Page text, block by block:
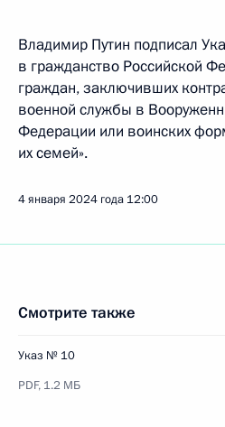
Владимир Путин подписал
в гражданство Российской
граждан, заключивших
военной службы в
Федерации или воинских
их семей».
4 января 2024 года 12:00
Смотрите также
Указ № 10
PDF, 1.2 МБ